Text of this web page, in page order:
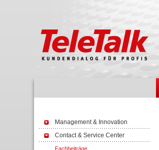
Management & Innovation
Contact & Service Center
Fachbeiträge